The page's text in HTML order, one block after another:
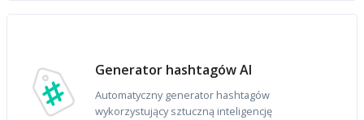
Generator hashtagów AI
Automatyczny generator hashtagów
wykorzystujący sztuczną inteligencję